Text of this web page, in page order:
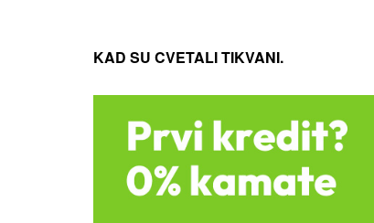
KAD SU CVETALI TIKVANI.